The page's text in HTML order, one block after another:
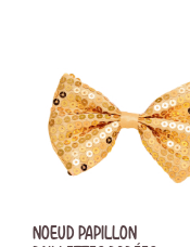
NOEUD PAPILLON